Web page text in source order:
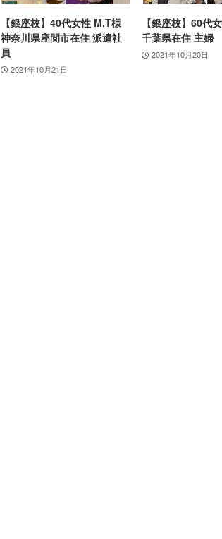
【銀座校】40代女性 M.T様
神奈川県座間市在住 派遣社
員
2021年10月21日
【銀座校】60代
千葉県在住 主婦
2021年10月20日